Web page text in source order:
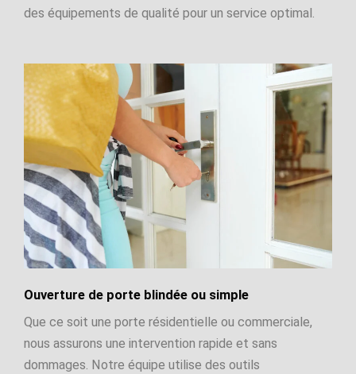
des équipements de qualité pour un service optimal.
Ouverture de porte blindée ou simple
Que ce soit une porte résidentielle ou commerciale,
nous assurons une intervention rapide et sans
dommages. Notre équipe utilise des outils